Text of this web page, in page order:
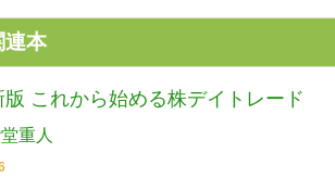
連本
版 これから始める株デイトレード
重人